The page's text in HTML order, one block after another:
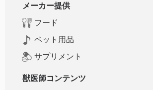
メーカー提供
フード
ペット用品
サプリメント
獣医師コンテンツ